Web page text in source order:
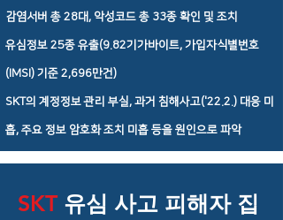
​감염서버 총 28대, 악성코드 총 33종 확인 및 조치
유심정보 25종 유출(9.82기가바이트, 가입자식별번호
(IMSI) 기준 2,696만건)
SKT의 계정정보 관리 부실, 과거 침해사고('22.2.) 대응 미
흡, 주요 정보 암호화 조치 미흡 등을 원인으로 파악
SKT유심 사고 피해자 집